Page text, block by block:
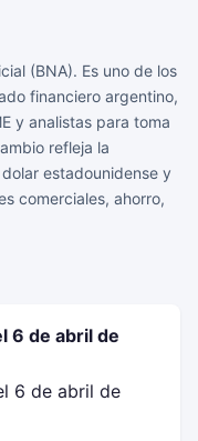
(BNA). Es uno de los
financiero argentino,
y analistas para toma
refleja la
estadounidense y
comerciales, ahorro,
6 de abril de
6 de abril de